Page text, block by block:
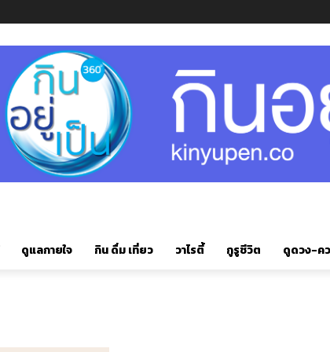
ดูแลกายใจ กิน ดื่ม เที่ยว วาไรตี้ กูรูชีวิต ดูดวง-ค